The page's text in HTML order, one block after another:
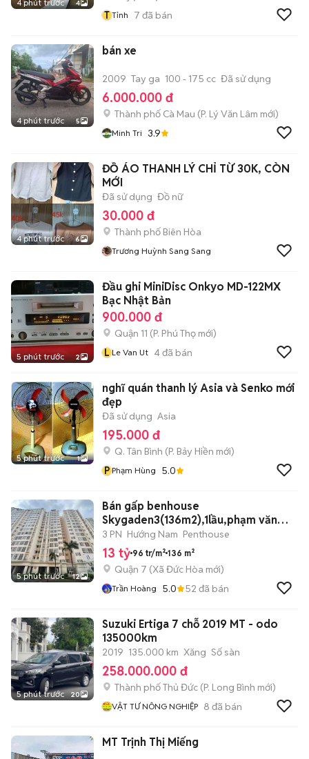
4 phút trước 4
T Tỉnh 7 đã bán
4 phút trước 5
bán xe
2009 Tay ga 100 - 175 cc Đã sử dụng
6.000.000 đ
Thành phố Cà Mau (P. Lý Văn Lâm mới)
Minh Tri 3.9
4 phút trước 6
ĐỒ ÁO THANH LÝ CHỈ TỪ 30K, CÒN
MỚI
Đã sử dụng Đồ nữ
30.000 đ
Thành phố Biên Hòa
Trương Huỳnh Sang Sang
5 phút trước 2
Đầu ghi MiniDisc Onkyo MD-122MX
Bạc Nhật Bản
900.000 đ
Quận 11 (P. Phú Thọ mới)
L Le Van Ut 4đã bán
5 phút trước 1
nghĩ quán thanh lý Asia và Senko mới
đẹp
Đã sử dụng Asia
195.000 đ
Q. Tân Bình (P. Bảy Hiền mới)
P Phạm Hùng 5.0
5 phút trước 12
Bán gấp benhouse
Skygaden3(136m2),1lầu,phạm văn
nghị,tân phú,Q7
3 PN Hướng Nam Penthouse
13 tỷ 96 tr/m² 136 m²
Quận 7 (Xã Đức Hòa mới)
Trần Hoàng 5.0 52 đã bán
5 phút trước 20
Suzuki Ertiga 7 chỗ 2019 MT - odo
135000km
2019 135.000 km Xăng Số sàn
258.000.000 đ
Thành phố Thủ Đức (P. Long Bình mới)
VẬT TƯ NÔNG NGHIỆP 8 đã bán
MT Trịnh Thị Miếng